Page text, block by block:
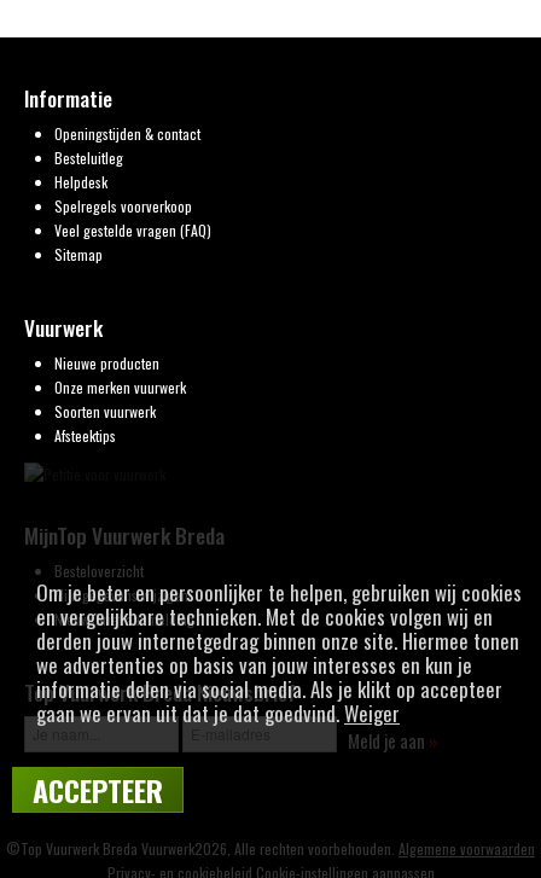
Informatie
Openingstijden & contact
Besteluitleg
Helpdesk
Spelregels voorverkoop
Veel gestelde vragen (FAQ)
Sitemap
Vuurwerk
Nieuwe producten
Onze merken vuurwerk
Soorten vuurwerk
Afsteektips
MijnTop Vuurwerk Breda
Besteloverzicht
Mijn gegevens wijzigen
Nieuwsbrief aanmelding
Top Vuurwerk Breda Nieuwsbrief
Meld je aan »
©Top Vuurwerk Breda Vuurwerk2026, Alle rechten voorbehouden. Algemene voorwaarden
Privacy- en cookiebeleid Cookie-instellingen aanpassen
Om je beter en persoonlijker te helpen, gebruiken wij cookies
en vergelijkbare technieken. Met de cookies volgen wij en
derden jouw internetgedrag binnen onze site. Hiermee tonen
we advertenties op basis van jouw interesses en kun je
informatie delen via social media. Als je klikt op accepteer
gaan we ervan uit dat je dat goedvind.Weiger
ACCEPTEER